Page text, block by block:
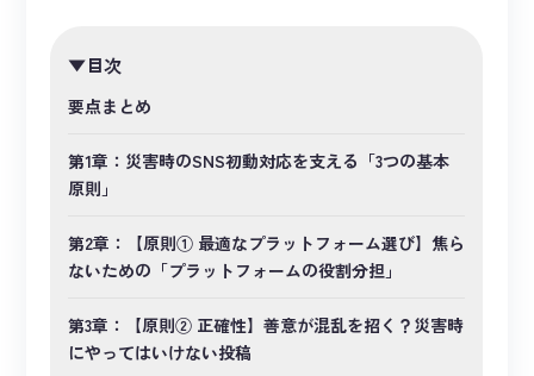
目次
要点まとめ
第1章：災害時のSNS初動対応を支える「3つの基本
原則」
第2章：【原則① 最適なプラットフォーム選び】焦ら
ないための「プラットフォームの役割分担」
第3章：【原則② 正確性】善意が混乱を招く？災害時
にやってはいけない投稿